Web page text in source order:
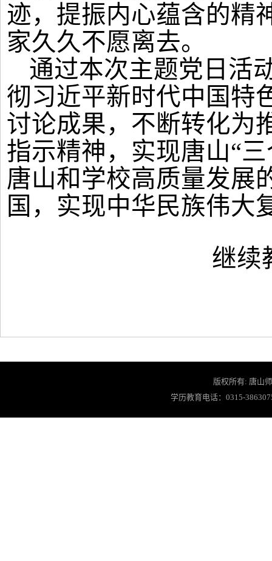
迹，提振内心蕴含的精
家久久不愿离去。
通过本次主题党日活
彻习近平新时代中国特
讨论成果，不断转化为
指示精神，实现唐山“
唐山和学校高质量发展
国，实现中华民族伟大
继续
版权所有: 唐山
学历教育电话：0315-